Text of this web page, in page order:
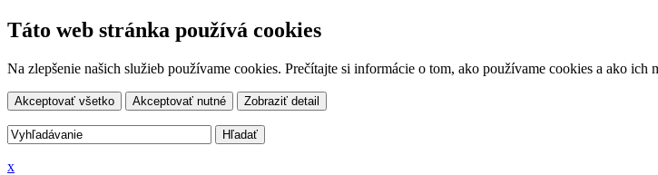
Táto web stránka používá cookies
Na zlepšenie našich služieb používame cookies. Prečítajte si informácie o tom, ako používame cookies a ako ich
Akceptovať všetko Akceptovať nutné Zobraziť detail
x